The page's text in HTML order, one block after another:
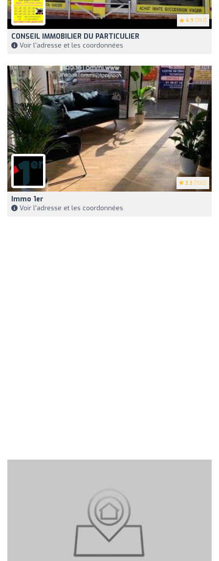
4.9 (157)
CONSEIL IMMOBILIER DU PARTICULIER
Voir l'adresse et les coordonnées
3.3 (100)
Immo 1er
Voir l'adresse et les coordonnées